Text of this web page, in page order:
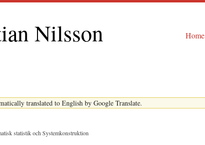
Nilsson Home
translated to English by Google Translate.
statistik och Systemkonstruktion